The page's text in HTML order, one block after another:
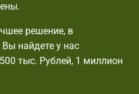
решение, в
найдете у нас
тыс. Рублей, 1 миллион